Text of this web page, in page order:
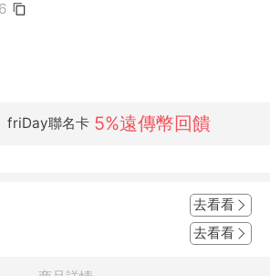
friDay聯名卡 5%遠傳幣回饋
去看看
去看看